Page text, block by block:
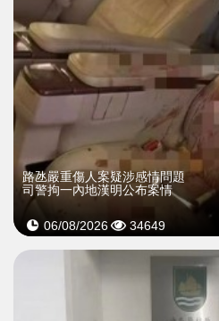
​路氹嚴重傷人案疑涉感情問題
司警拘一內地漢明公布案情
06/08/2026 34649